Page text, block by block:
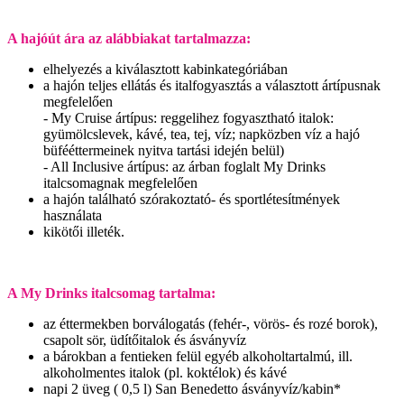
A hajóút ára az alábbiakat tartalmazza:
elhelyezés a kiválasztott kabinkategóriában
a hajón teljes ellátás és italfogyasztás a választott ártípusnak
megfelelően
- My Cruise ártípus: reggelihez fogyasztható italok:
gyümölcslevek, kávé, tea, tej, víz; napközben víz a hajó
büfééttermeinek nyitva tartási idején belül)
- All Inclusive ártípus: az árban foglalt My Drinks
italcsomagnak megfelelően
a hajón található szórakoztató- és sportlétesítmények
használata
kikötői illeték.
A My Drinks italcsomag tartalma:
az éttermekben borválogatás (fehér-, vörös- és rozé borok),
csapolt sör, üdítőitalok és ásványvíz
a bárokban a fentieken felül egyéb alkoholtartalmú, ill.
alkoholmentes italok (pl. koktélok) és kávé
napi 2 üveg ( 0,5 l) San Benedetto ásványvíz/kabin*